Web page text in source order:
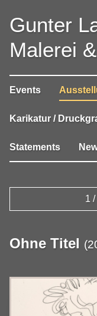
Gunter
Malerei
Events
Karikatur /
Statements
1 /
Ohne Titel (